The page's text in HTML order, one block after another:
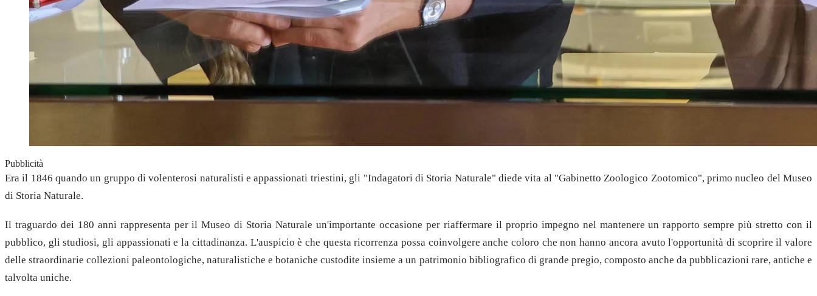
Pubblicità
Era il 1846 quando un gruppo di volenterosi naturalisti e appassionati triestini, gli "Indagatori di Storia Naturale" diede vita al "Gabinetto Zoologico Zootomico", primo nucleo del Museo
di Storia Naturale.
Il traguardo dei 180 anni rappresenta per il Museo di Storia Naturale un'importante occasione per riaffermare il proprio impegno nel mantenere un rapporto sempre più stretto con il
pubblico, gli studiosi, gli appassionati e la cittadinanza. L'auspicio è che questa ricorrenza possa coinvolgere anche coloro che non hanno ancora avuto l'opportunità di scoprire il valore
delle straordinarie collezioni paleontologiche, naturalistiche e botaniche custodite insieme a un patrimonio bibliografico di grande pregio, composto anche da pubblicazioni rare, antiche e
talvolta uniche.